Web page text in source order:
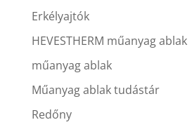
Erkélyajtók
HEVESTHERM műanyag ablak
műanyag ablak
Műanyag ablak tudástár
Redőny